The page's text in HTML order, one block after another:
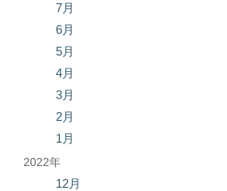
7月
6月
5月
4月
3月
2月
1月
2022年
12月